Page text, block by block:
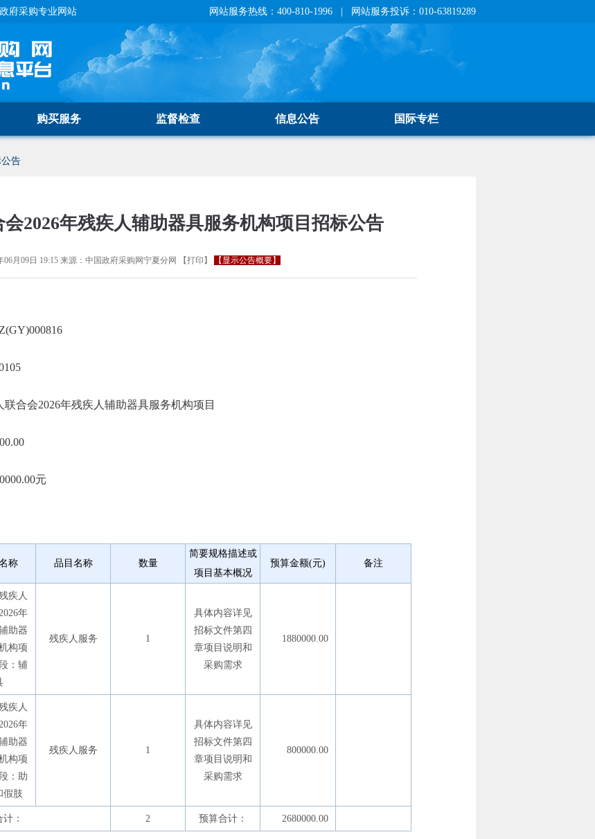
府采购专业网站 网站服务热线：400-810-1996 | 网站服务投诉：010-63819289
购买服务 监督检查 信息公告 国际专栏
告
2026年残疾人辅助器具服务机构项目招标公告
06月09日 19:15来源： 中国政府采购网宁夏分网 【打印 】 【显示公告概要】
联合会2026年残疾人辅助器具服务机构项目
元
称 品目名称 数量
简要规格描述或
项目基本概况
预算金额(元) 备注
疾人
年
助器
构项
：辅
残疾人服务 1
具体内容详见
招标文件第四
章项目说明和
采购需求
1880000.00
疾人
年
助器
构项
：助
假肢
残疾人服务 1
具体内容详见
招标文件第四
章项目说明和
采购需求
800000.00
： 2 预算合计： 2680000.00